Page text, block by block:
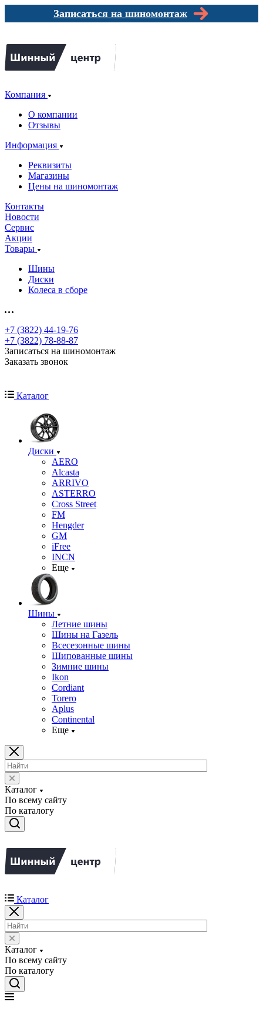
Записаться на шиномонтаж
Компания
О компании
Отзывы
Информация
Реквизиты
Магазины
Цены на шиномонтаж
Контакты
Новости
Сервис
Акции
Товары
Шины
Диски
Колеса в сборе
+7 (3822) 44-19-76
+7 (3822) 78-88-87
Записаться на шиномонтаж
Заказать звонок
Каталог
Диски
AERO
Alcasta
ARRIVO
ASTERRO
Cross Street
FM
Hengder
GM
iFree
INCN
Еще
Шины
Летние шины
Шины на Газель
Всесезонные шины
Шипованные шины
Зимние шины
Ikon
Cordiant
Torero
Aplus
Continental
Еще
Каталог
По всему сайту
По каталогу
Каталог
Каталог
По всему сайту
По каталогу